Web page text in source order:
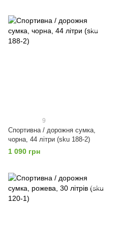
9
Спортивна / дорожня сумка,
чорна, 44 літри (sku 188-2)
1 090 грн